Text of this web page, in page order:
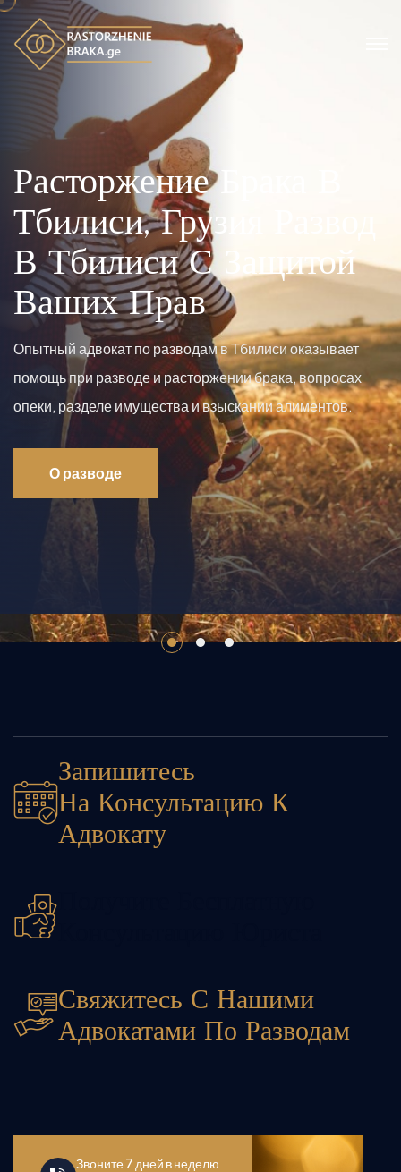
Развод В
Семейные
ГрузииМы
Ваши
Наши адвокаты по разводам в Тбилиси сопровождают
клиентов в делах о расторжении брака, опеке над
детьми и спорах об имуществе,обеспечивая приоритет
защиты ваших прав и интересов ребёнка.
Запишитесь
На Консультацию К
Адвокату
Свяжитесь С Нашими
Адвокатами По Разводам
Звоните 7 дней в неделю